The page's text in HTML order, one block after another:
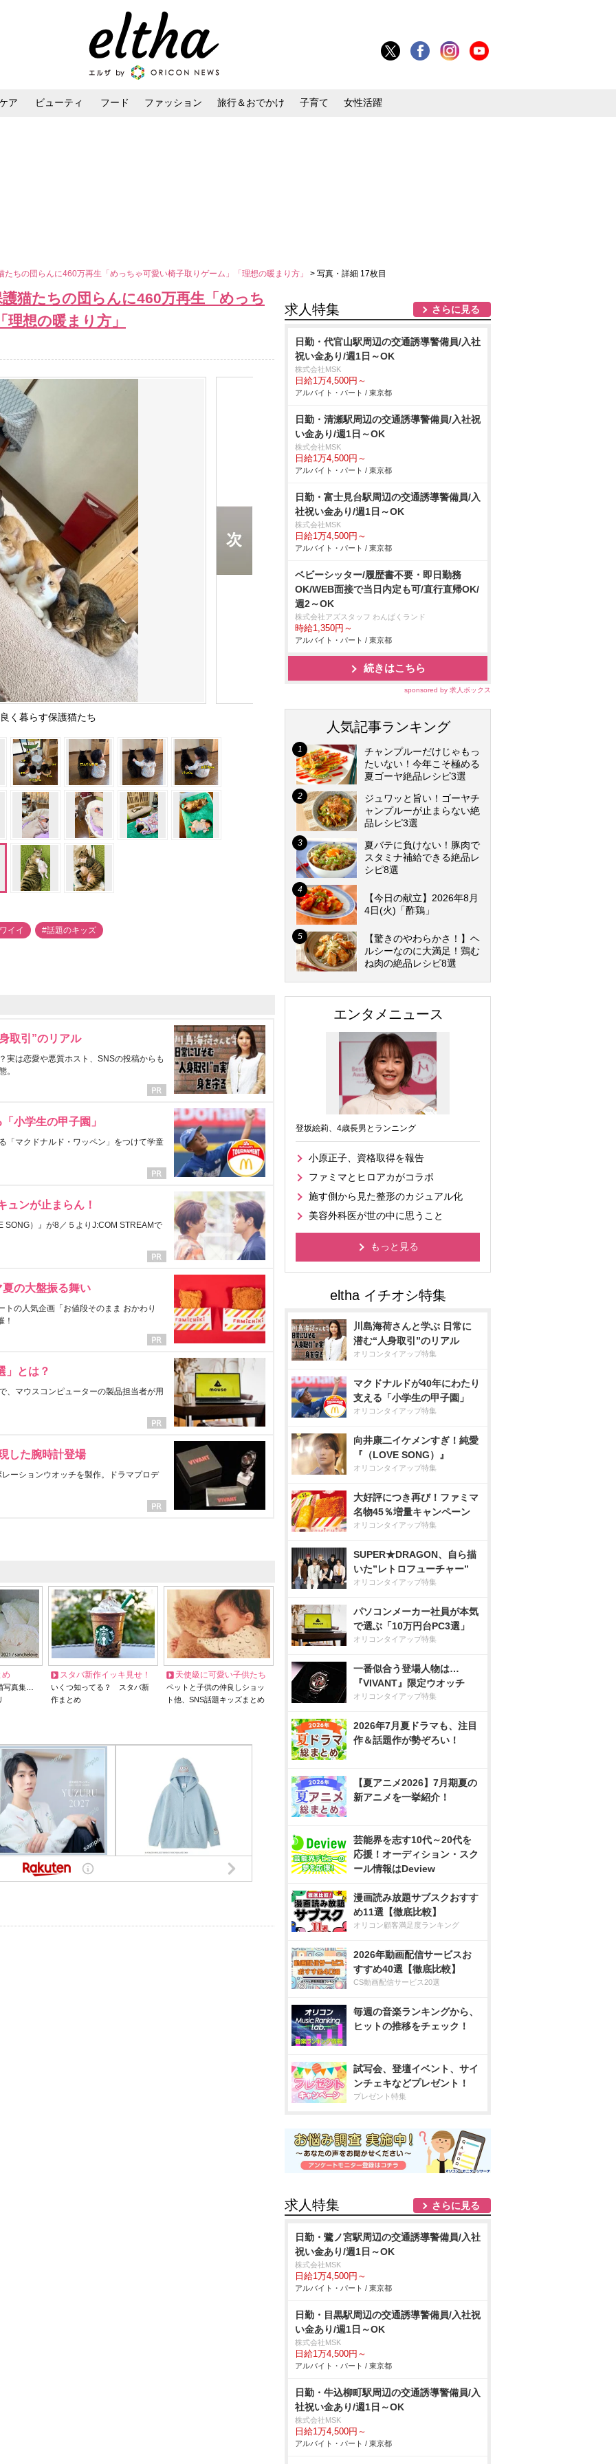
ア ビューティ フード ファッション 旅行＆おでかけ 子育て 女性活躍
ちの団らんに460万再生「めっちゃ可愛い椅子取りゲーム」「理想の暖まり方」 > 写真・詳細 17枚目
猫たちの団らんに460万再生「めっち
想の暖まり方」
く暮らす保護猫たち
イイ #話題のキッズ
取引”のリアル
実は恋愛や悪質ホスト、SNSの投稿からも
。
小学生の甲子園」
「マクドナルド・ワッペン」をつけて学童
ュンが止まらん！
SONG）』が8／５よりJ:COM STREAMで
の大盤振る舞い
の人気企画「お値段そのまま おかわり
！
」とは？
、マウスコンピューターの製品担当者が用
した腕時計登場
ーションウオッチを製作。ドラマプロデ
め
写真集…
スタバ新作イッキ見せ！
いくつ知ってる？ スタバ新
作まとめ
天使級に可愛い子供たち
ペットと子供の仲良しショッ
ト他、SNS話題キッズまとめ
求人特集 さらに見る
日勤・代官山駅周辺の交通誘導警備員/入社
祝い金あり/週1日～OK
株式会社MSK
日給1万4,500円～
アルバイト・パート / 東京都
日勤・清瀬駅周辺の交通誘導警備員/入社祝
い金あり/週1日～OK
株式会社MSK
日給1万4,500円～
アルバイト・パート / 東京都
日勤・富士見台駅周辺の交通誘導警備員/入
社祝い金あり/週1日～OK
株式会社MSK
日給1万4,500円～
アルバイト・パート / 東京都
ベビーシッター/履歴書不要・即日勤務
OK/WEB面接で当日内定も可/直行直帰OK/
週2～OK
株式会社アズスタッフ わんぱくランド
時給1,350円～
アルバイト・パート / 東京都
続きはこちら
sponsored by 求人ボックス
人気記事ランキング
チャンプルーだけじゃもっ
たいない！今年こそ極める
夏ゴーヤ絶品レシピ3選
ジュワッと旨い！ゴーヤチ
ャンプルーが止まらない絶
品レシピ3選
夏バテに負けない！豚肉で
スタミナ補給できる絶品レ
シピ8選
【今日の献立】2026年8月
4日(火)「酢鶏」
【驚きのやわらかさ！】ヘ
ルシーなのに大満足！鶏む
ね肉の絶品レシピ8選
エンタメニュース
登坂絵莉、4歳長男とランニング
小原正子、資格取得を報告
ファミマとヒロアカがコラボ
施す側から見た整形のカジュアル化
美容外科医が世の中に思うこと
もっと見る
川島海荷さんと学ぶ 日常に
潜む“人身取引”のリアル
オリコンタイアップ特集
マクドナルドが40年にわたり
支える「小学生の甲子園」
オリコンタイアップ特集
向井康二イケメンすぎ！純愛
『（LOVE SONG）』
オリコンタイアップ特集
大好評につき再び！ファミマ
名物45％増量キャンペーン
オリコンタイアップ特集
SUPER★DRAGON、自ら描
いた”レトロフューチャー”
オリコンタイアップ特集
パソコンメーカー社員が本気
で選ぶ「10万円台PC3選」
オリコンタイアップ特集
一番似合う登場人物は…
『VIVANT』限定ウオッチ
オリコンタイアップ特集
2026年7月夏ドラマも、注目
作＆話題作が勢ぞろい！
【夏アニメ2026】7月期夏の
新アニメを一挙紹介！
芸能界を志す10代～20代を
応援！オーディション・スク
ール情報はDeview
漫画読み放題サブスクおすす
め11選【徹底比較】
オリコン顧客満足度ランキング
2026年動画配信サービスお
すすめ40選【徹底比較】
CS動画配信サービス20選
毎週の音楽ランキングから、
ヒットの推移をチェック！
試写会、登壇イベント、サイ
ンチェキなどプレゼント！
プレゼント特集
求人特集 さらに見る
日勤・鷺ノ宮駅周辺の交通誘導警備員/入社
祝い金あり/週1日～OK
株式会社MSK
日給1万4,500円～
アルバイト・パート / 東京都
日勤・目黒駅周辺の交通誘導警備員/入社祝
い金あり/週1日～OK
株式会社MSK
日給1万4,500円～
アルバイト・パート / 東京都
日勤・牛込柳町駅周辺の交通誘導警備員/入
社祝い金あり/週1日～OK
株式会社MSK
日給1万4,500円～
アルバイト・パート / 東京都